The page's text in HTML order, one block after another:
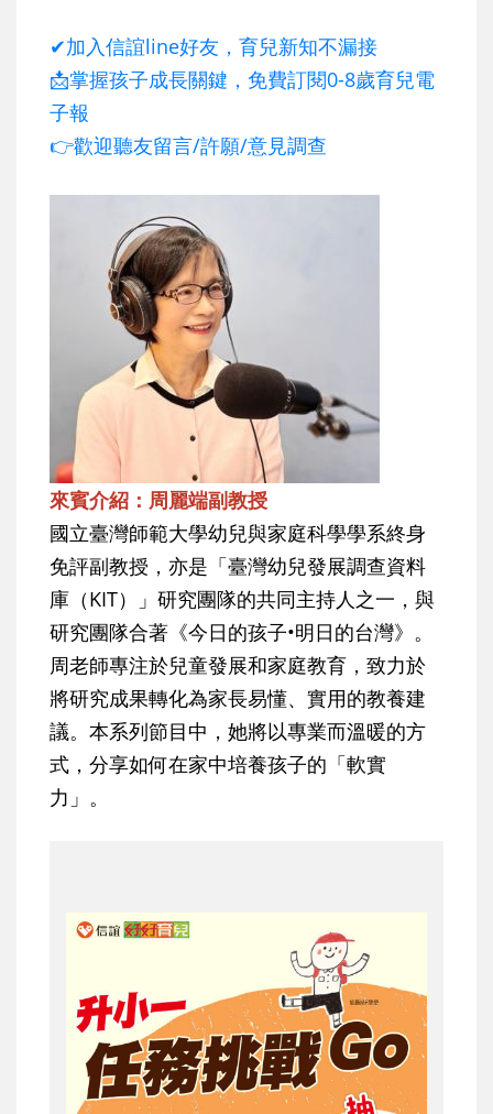
✔加入信誼line好友，育兒新知不漏接
📩掌握孩子成長關鍵，免費訂閱0-8歲育兒電
子報
👉歡迎聽友留言/許願/意見調查
來賓介紹：周麗端副教授
國立臺灣師範大學幼兒與家庭科學學系終身
免評副教授，亦是「臺灣幼兒發展調查資料
庫（KIT）」研究團隊的共同主持人之一，與
研究團隊合著《今日的孩子•明日的台灣》。
周老師專注於兒童發展和家庭教育，致力於
將研究成果轉化為家長易懂、實用的教養建
議。本系列節目中，她將以專業而溫暖的方
式，分享如何在家中培養孩子的「軟實
力」。